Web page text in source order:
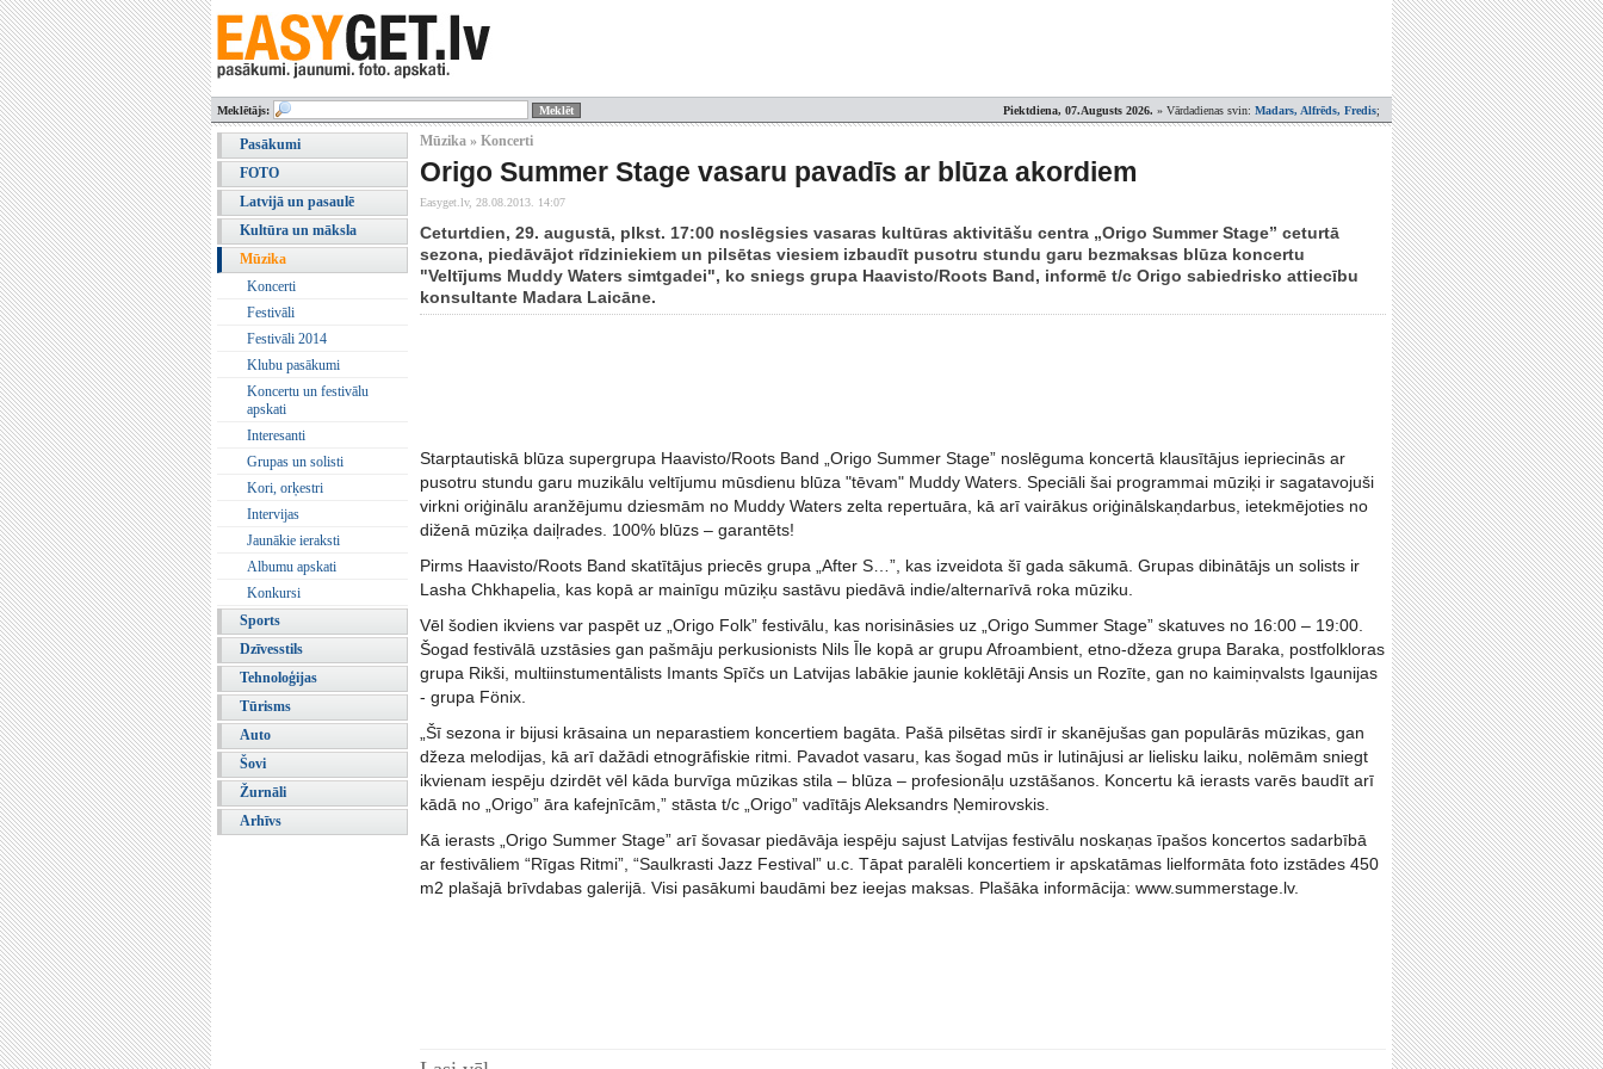
Piektdiena, 07.Augusts 2026. » Vārdadienas svin: Madars, Alfrēds, Fredis;
Meklētājs:
Pasākumi
FOTO
Latvijā un pasaulē
Kultūra un māksla
Mūzika
Koncerti
Festivāli
Festivāli 2014
Klubu pasākumi
Koncertu un festivālu
apskati
Interesanti
Grupas un solisti
Kori, orķestri
Intervijas
Jaunākie ieraksti
Albumu apskati
Konkursi
Sports
Dzīvesstils
Tehnoloģijas
Tūrisms
Auto
Šovi
Žurnāli
Arhīvs
Mūzika » Koncerti
Origo Summer Stage vasaru pavadīs ar blūza akordiem
Easyget.lv, 28.08.2013. 14:07
Ceturtdien, 29. augustā, plkst. 17:00 noslēgsies vasaras kultūras aktivitāšu centra „Origo Summer Stage” ceturtā
sezona, piedāvājot rīdziniekiem un pilsētas viesiem izbaudīt pusotru stundu garu bezmaksas blūza koncertu
"Veltījums Muddy Waters simtgadei", ko sniegs grupa Haavisto/Roots Band, informē t/c Origo sabiedrisko attiecību
konsultante Madara Laicāne.
Starptautiskā blūza supergrupa Haavisto/Roots Band „Origo Summer Stage” noslēguma koncertā klausītājus iepriecinās ar
pusotru stundu garu muzikālu veltījumu mūsdienu blūza "tēvam" Muddy Waters. Speciāli šai programmai mūziķi ir sagatavojuši
virkni oriģinālu aranžējumu dziesmām no Muddy Waters zelta repertuāra, kā arī vairākus oriģinālskaņdarbus, ietekmējoties no
diženā mūziķa daiļrades. 100% blūzs – garantēts!
Pirms Haavisto/Roots Band skatītājus priecēs grupa „After S…”, kas izveidota šī gada sākumā. Grupas dibinātājs un solists ir
Lasha Chkhapelia, kas kopā ar mainīgu mūziķu sastāvu piedāvā indie/alternarīvā roka mūziku.
Vēl šodien ikviens var paspēt uz „Origo Folk” festivālu, kas norisināsies uz „Origo Summer Stage” skatuves no 16:00 – 19:00.
Šogad festivālā uzstāsies gan pašmāju perkusionists Nils Īle kopā ar grupu Afroambient, etno-džeza grupa Baraka, postfolkloras
grupa Rikši, multiinstumentālists Imants Spīčs un Latvijas labākie jaunie koklētāji Ansis un Rozīte, gan no kaimiņvalsts Igaunijas
- grupa Fönix.
„Šī sezona ir bijusi krāsaina un neparastiem koncertiem bagāta. Pašā pilsētas sirdī ir skanējušas gan populārās mūzikas, gan
džeza melodijas, kā arī dažādi etnogrāfiskie ritmi. Pavadot vasaru, kas šogad mūs ir lutinājusi ar lielisku laiku, nolēmām sniegt
ikvienam iespēju dzirdēt vēl kāda burvīga mūzikas stila – blūza – profesionāļu uzstāšanos. Koncertu kā ierasts varēs baudīt arī
kādā no „Origo” āra kafejnīcām,” stāsta t/c „Origo” vadītājs Aleksandrs Ņemirovskis.
Kā ierasts „Origo Summer Stage” arī šovasar piedāvāja iespēju sajust Latvijas festivālu noskaņas īpašos koncertos sadarbībā
ar festivāliem “Rīgas Ritmi”, “Saulkrasti Jazz Festival” u.c. Tāpat paralēli koncertiem ir apskatāmas lielformāta foto izstādes 450
m2 plašajā brīvdabas galerijā. Visi pasākumi baudāmi bez ieejas maksas. Plašāka informācija: www.summerstage.lv.